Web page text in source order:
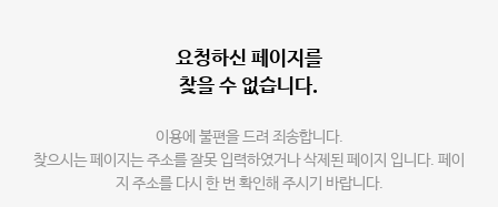
요청하신 페이지를
찾을 수 없습니다.
이용에 불편을 드려 죄송합니다.
찾으시는 페이지는 주소를 잘못 입력하였거나 삭제된 페이지 입니다. 페이
지 주소를 다시 한 번 확인해 주시기 바랍니다.